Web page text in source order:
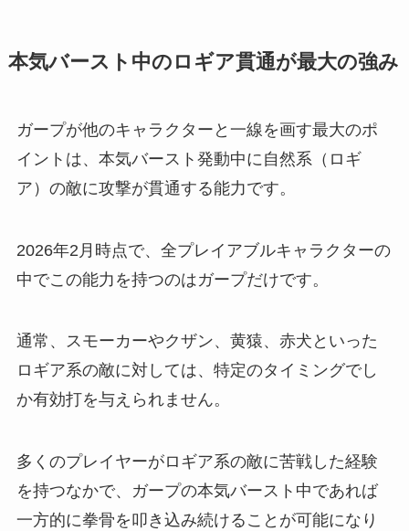
本気バースト中のロギア貫通が最大の強み
ガープが他のキャラクターと一線を画す最大のポ
イントは、本気バースト発動中に自然系（ロギ
ア）の敵に攻撃が貫通する能力です。
2026年2月時点で、全プレイアブルキャラクターの
中でこの能力を持つのはガープだけです。
通常、スモーカーやクザン、黄猿、赤犬といった
ロギア系の敵に対しては、特定のタイミングでし
か有効打を与えられません。
多くのプレイヤーがロギア系の敵に苦戦した経験
を持つなかで、ガープの本気バースト中であれば
一方的に拳骨を叩き込み続けることが可能になり